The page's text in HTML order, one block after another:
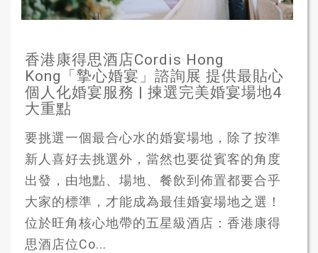
香港康得思酒店Cordis Hong
Kong「摯心婚宴」諮詢展 提供最貼心
個人化婚宴服務 | 揀選完美婚宴場地4
大重點
要挑選一個最合心水的婚宴場地，除了按準
新人喜好去挑選外，當然也要從賓客的角度
出發，由地點、場地、餐飲到佈置都要合乎
大家的標準，才能成為最佳婚宴場地之選！
位於旺角核心地帶的五星級酒店：香港康得
思酒店位Co...